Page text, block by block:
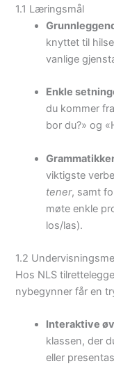
1.1 Læringsmål
knyttet til
vanlige
Enkle
du kommer
bor du?» og
viktigste
tener, samt
møte enkle
los/las).
1.2
Hos NLS
nybegynner får en
Interaktive
klassen, der
eller